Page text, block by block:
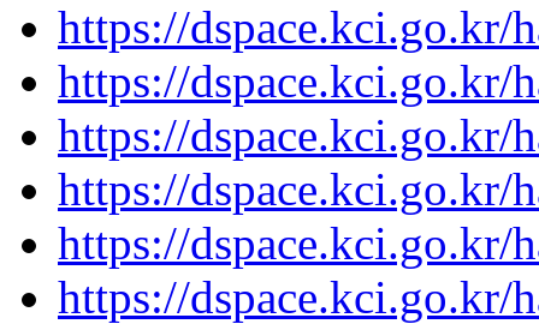
https://dspace.kci.go.kr/
https://dspace.kci.go.kr/
https://dspace.kci.go.kr/
https://dspace.kci.go.kr/
https://dspace.kci.go.kr/
https://dspace.kci.go.kr/